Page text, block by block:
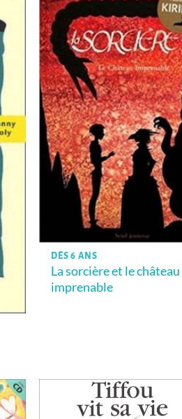
DÈS 6 ANS
La sorcière et le château
imprenable